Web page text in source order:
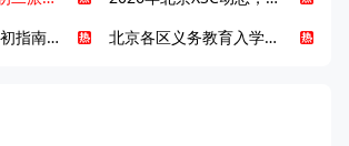
2026年海淀小升初指南，一文了解招生政策要点
北京各区义务教育入学咨询电话汇总，25年小升初家长提前收藏